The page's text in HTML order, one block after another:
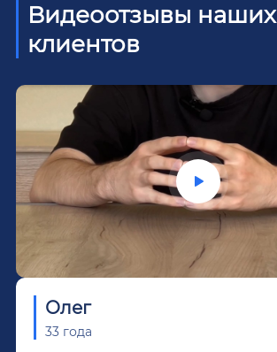
Видеоотзывы наших
клиентов
Олег
33 года